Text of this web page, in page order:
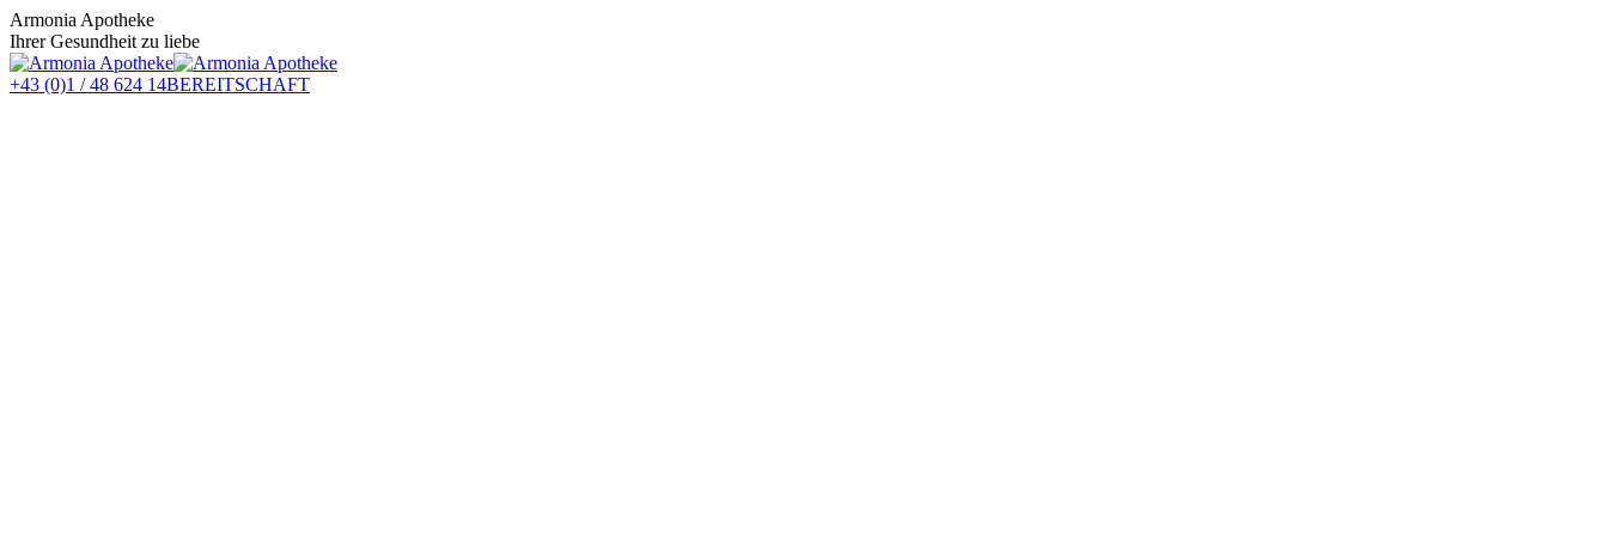
Zum
Inhalt
springen
Armonia Apotheke
Ihrer Gesundheit zu liebe
+43 (0)1 / 48 624 14BEREITSCHAFT